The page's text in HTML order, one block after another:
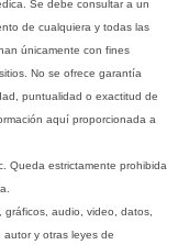
Se debe consultar a un
de cualquiera y todas las
únicamente con fines
No se ofrece garantía
puntualidad o exactitud de
aquí proporcionada a
Queda estrictamente prohibida
audio, video, datos,
y otras leyes de